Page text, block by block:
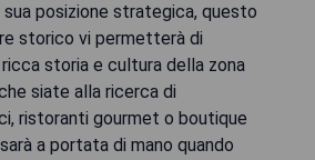
posizione strategica, questo
storico vi permetterà di
storia e cultura della zona
siate alla ricerca di
ristoranti gourmet o boutique
a portata di mano quando